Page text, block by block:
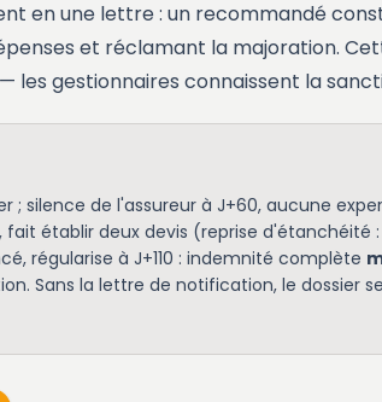
en une lettre : un recommandé
et réclamant la majoration.
les gestionnaires connaissent la
; silence de l'assureur à J+60, aucune
fait établir deux devis (reprise
régularise à J+110 : indemnité complète
Sans la lettre de notification, le dossier